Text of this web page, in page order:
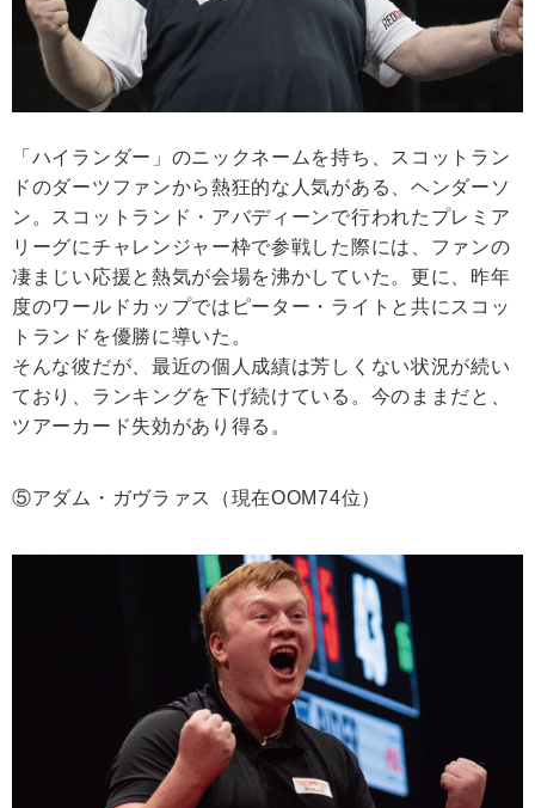
「ハイランダー」のニックネームを持ち、スコットラン
ドのダーツファンから熱狂的な人気がある、ヘンダーソ
ン。スコットランド・アバディーンで行われたプレミア
リーグにチャレンジャー枠で参戦した際には、ファンの
凄まじい応援と熱気が会場を沸かしていた。更に、昨年
度のワールドカップではピーター・ライトと共にスコッ
トランドを優勝に導いた。
そんな彼だが、最近の個人成績は芳しくない状況が続い
ており、ランキングを下げ続けている。今のままだと、
ツアーカード失効があり得る。
⑤アダム・ガヴラァス（現在OOM74位）